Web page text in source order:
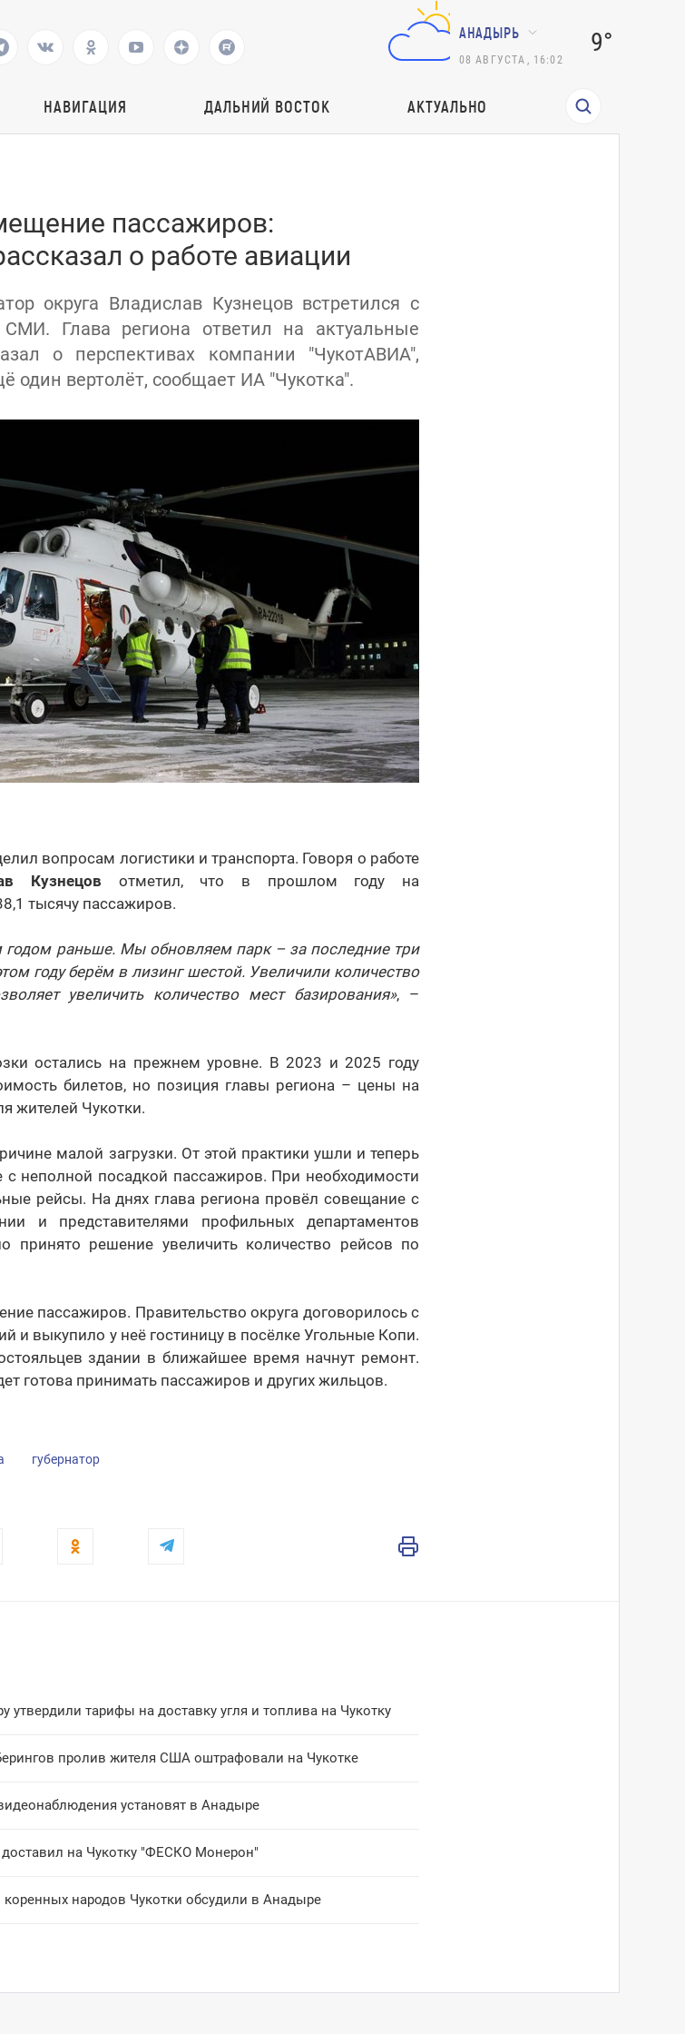
АНАДЫРЬ
08 АВГУСТА 16:02
9°
НАВИГАЦИЯ ДАЛЬНИЙ ВОСТОК АКТУАЛЬНО
пассажиров:
о работе авиации
округа Владислав Кузнецов встретился с
Глава региона ответил на актуальные
о перспективах компании "ЧукотАВИА",
один вертолёт, сообщает ИА "Чукотка".
вопросам логистики и транспорта. Говоря о работе
Кузнецов отметил, что в прошлом году на
тысячу пассажиров.
годом раньше. Мы обновляем парк – за последние три
году берём в лизинг шестой. Увеличили количество
увеличить количество мест базирования», –
остались на прежнем уровне. В 2023 и 2025 году
билетов, но позиция главы региона – цены на
жителей Чукотки.
малой загрузки. От этой практики ушли и теперь
неполной посадкой пассажиров. При необходимости
рейсы. На днях глава региона провёл совещание с
и представителями профильных департаментов
принято решение увеличить количество рейсов по
пассажиров. Правительство округа договорилось с
и выкупило у неё гостиницу в посёлке Угольные Копи.
здании в ближайшее время начнут ремонт.
готова принимать пассажиров и других жильцов.
губернатор
утвердили тарифы на доставку угля и топлива на Чукотку
пролив жителя США оштрафовали на Чукотке
установят в Анадыре
доставил на Чукотку "ФЕСКО Монерон"
народов Чукотки обсудили в Анадыре